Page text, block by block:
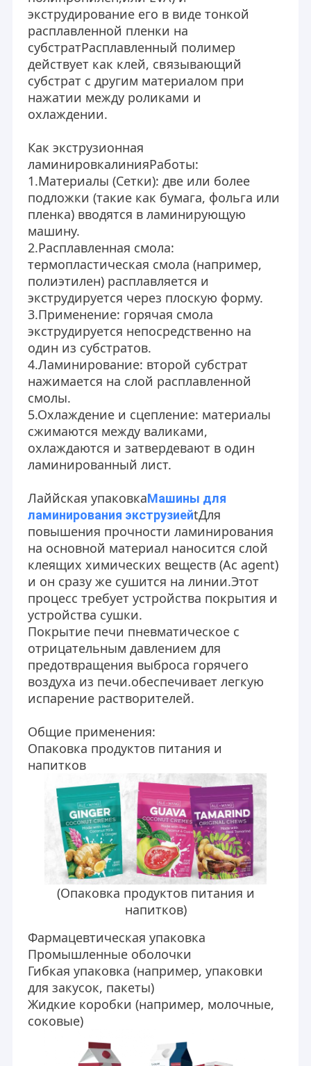
Дом
Продукты
экструдирование его в виде тонкой
расплавленной пленки на
субстратРасплавленный полимер
действует как клей, связывающий
субстрат с другим материалом при
нажатии между роликами и
охлаждении.
Как экструзионная
ламинировкалинияРаботы:
1.Материалы (Сетки): две или более
подложки (такие как бумага, фольга или
пленка) вводятся в ламинирующую
машину.
2.Расплавленная смола:
термопластическая смола (например,
полиэтилен) расплавляется и
экструдируется через плоскую форму.
3.Применение: горячая смола
экструдируется непосредственно на
один из субстратов.
4.Ламинирование: второй субстрат
нажимается на слой расплавленной
смолы.
5.Охлаждение и сцепление: материалы
сжимаются между валиками,
охлаждаются и затвердевают в один
ламинированный лист.
Лаййская упаковкаМашины для
ламинирования экструзиейtДля
повышения прочности ламинирования
на основной материал наносится слой
клеящих химических веществ (Ac agent)
и он сразу же сушится на линии.Этот
процесс требует устройства покрытия и
устройства сушки.
Покрытие печи пневматическое с
отрицательным давлением для
предотвращения выброса горячего
воздуха из печи.обеспечивает легкую
испарение растворителей.
Общие применения:
Опаковка продуктов питания и
напитков
(Опаковка продуктов питания и
напитков)
Фармацевтическая упаковка
Промышленные оболочки
Гибкая упаковка (например, упаковки
для закусок, пакеты)
Жидкие коробки (например, молочные,
соковые)
Компания Jiangsu Laiyi Packing Machinery Co.,Ltd была
основана в 2007 году и переехала в район Цзиньтань в
2015 году. Новый завод с расширенным масштабом и
передовыми технологиями укрепил влияние бренда и